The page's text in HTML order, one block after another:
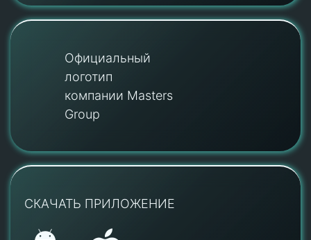
Официальный
логотип
компании Masters
Group
СКАЧАТЬ ПРИЛОЖЕНИЕ